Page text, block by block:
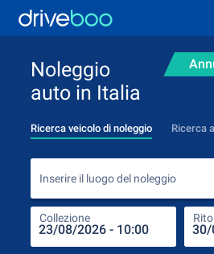
Noleggio
auto in Italia
Ricerca veicolo di noleggio Ricerca
Inserire il luogo del noleggio
Collezione